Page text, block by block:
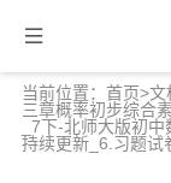
当前位置： 首页>文
三章概率初步综合
_7下-北师大版初
持续更新_6.习题试